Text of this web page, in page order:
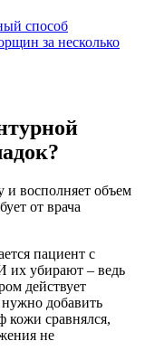
способ
за несколько
и восполняет объем
от врача
пациент с
их убирают – ведь
действует
добавить
кожи сравнялся,
не